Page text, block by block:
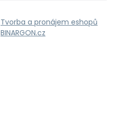
Tvorba a pronájem eshopů
BINARGON.cz